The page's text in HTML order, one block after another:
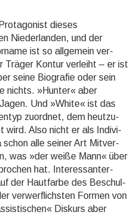
dieses
Niederlanden, und der
ist so allgemein ver­
Träger Kontur verleiht – er ist
seine Biografie oder sein
nichts. »Hunter« aber
Und »White« ist das
zuordnet, dem heutzu­
wird. Also nicht er als Indivi­
schon alle seiner Art Mitver­
was »der weiße Mann« über
hat. Interes­santer­
der Hautfarbe des Beschul­
verwerf­lichs­ten Formen von
Diskurs aber